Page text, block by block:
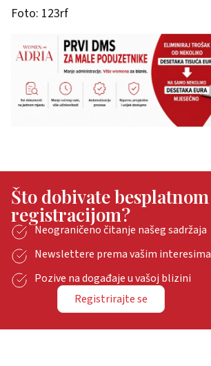
Foto: 123rf
Što dobivate besplatnom
registracijom?
Neograničeno čitanje našeg sadržaja
Newslettere prema vašim interesima
Pozive na događaje u vašoj blizini
Registrirajte se